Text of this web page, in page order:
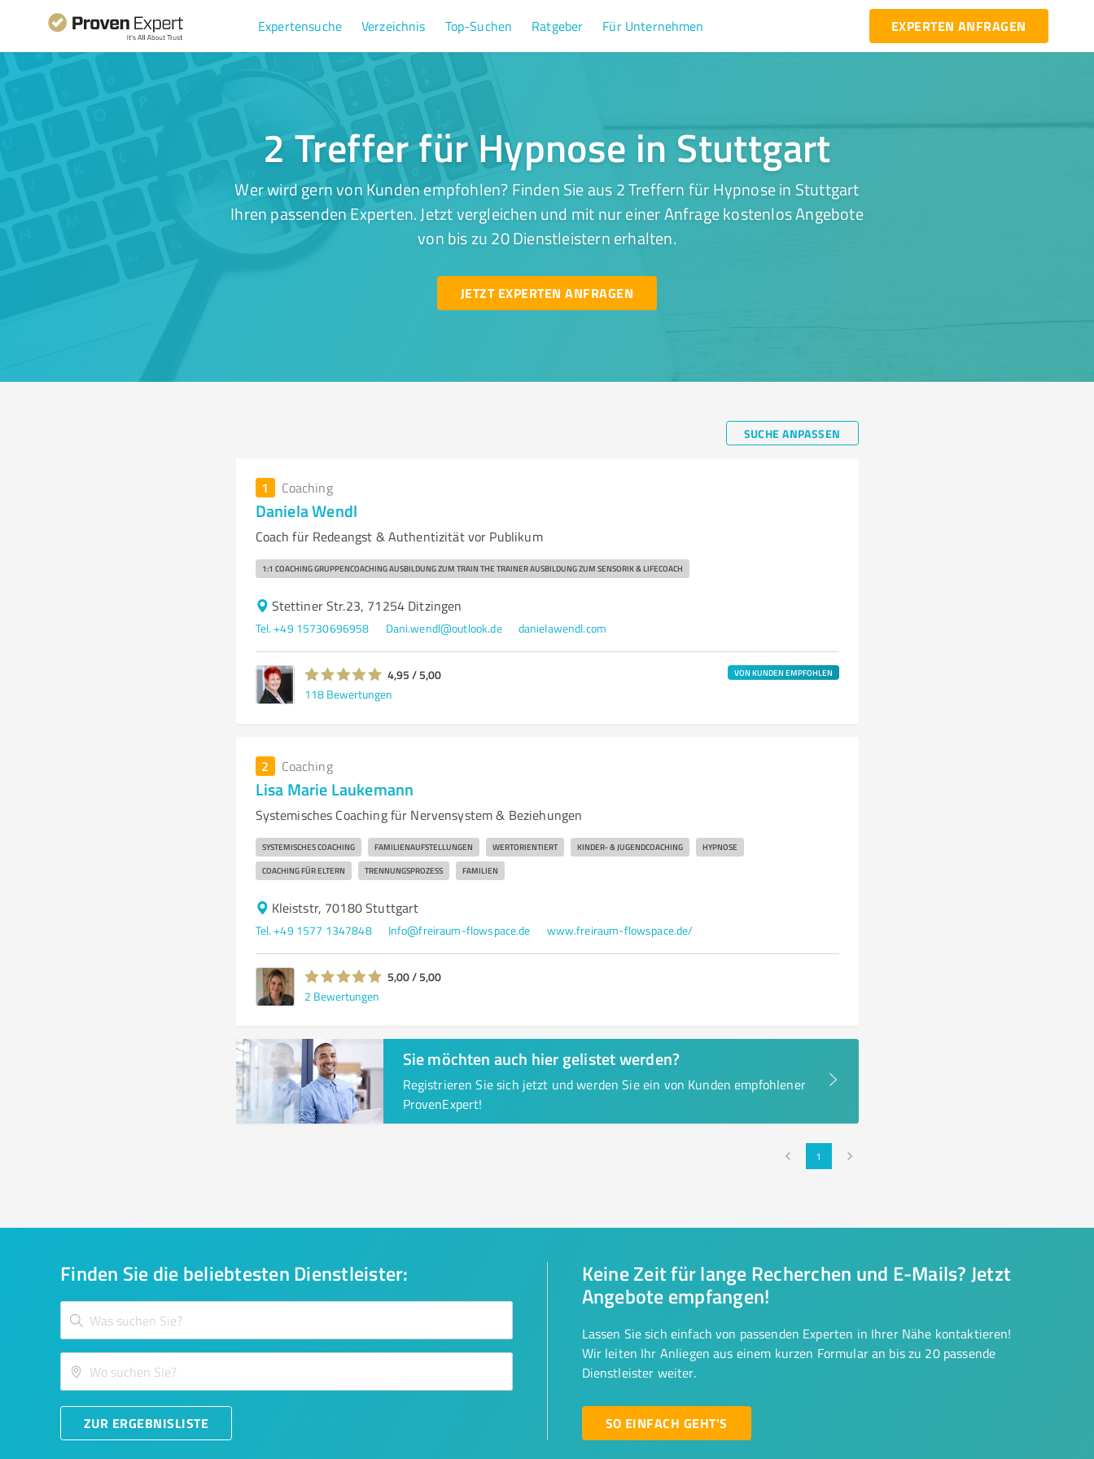
Expertensuche Verzeichnis Top-Suchen Ratgeber Für Unternehmen EXPERTEN ANFRAGEN
2 Treffer für Hypnose in Stuttgart
Wer wird gern von Kunden empfohlen? Finden Sie aus 2 Treffern für Hypnose in Stuttgart
Ihren passenden Experten. Jetzt vergleichen und mit nur einer Anfrage kostenlos Angebote
von bis zu 20 Dienstleistern erhalten.
JETZT EXPERTEN ANFRAGEN
SUCHE ANPASSEN
1 Coaching
Daniela Wendl
Coach für Redeangst & Authentizität vor Publikum
1:1 COACHING GRUPPENCOACHING AUSBILDUNG ZUM TRAIN THE TRAINER AUSBILDUNG ZUM SENSORIK & LIFECOACH
Stettiner Str.23, 71254 Ditzingen
Tel. +49 15730696958 Dani.wendl@outlook.de danielawendl.com
4,95 / 5,00
118 Bewertungen
VON KUNDEN EMPFOHLEN
2 Coaching
Lisa Marie Laukemann
Systemisches Coaching für Nervensystem & Beziehungen
SYSTEMISCHES COACHING FAMILIENAUFSTELLUNGEN WERTORIENTIERT KINDER- & JUGENDCOACHING HYPNOSE
COACHING FÜR ELTERN TRENNUNGSPROZESS FAMILIEN
Kleiststr, 70180 Stuttgart
Tel. +49 1577 1347848 Info@freiraum-flowspace.de www.freiraum-flowspace.de/
5,00 / 5,00
2 Bewertungen
Sie möchten auch hier gelistet werden?
Registrieren Sie sich jetzt und werden Sie ein von Kunden empfohlener
ProvenExpert!
1
Finden Sie die beliebtesten Dienstleister:
ZUR ERGEBNISLISTE
Keine Zeit für lange Recherchen und E-Mails? Jetzt
Angebote empfangen!
Lassen Sie sich einfach von passenden Experten in Ihrer Nähe kontaktieren!
Wir leiten Ihr Anliegen aus einem kurzen Formular an bis zu 20 passende
Dienstleister weiter.
SO EINFACH GEHT'S